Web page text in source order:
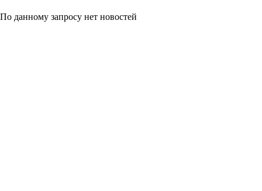
По данному запросу нет новостей